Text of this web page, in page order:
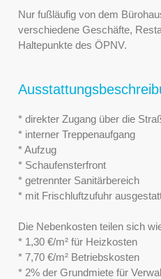
Nur fußläufig von dem
verschiedene Geschäfte,
Haltepunkte des ÖPNV.
* direkter Zugang über die
* interner Treppenaufgang
* Aufzug
* Schaufensterfront
* getrennter Sanitärbereich
* mit Frischluftzufuhr
Die Nebenkosten teilen sich
* 1,30 €/m² für Heizkosten
* 7,70 €/m² Betriebskosten
* 2% der Grundmiete für